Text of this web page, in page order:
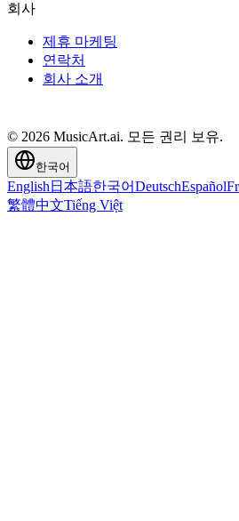
회사
제휴 마케팅
연락처
회사 소개
© 2026 MusicArt.ai. 모든 권리 보유.
한국어
English 日本語한국어DeutschEspañol
繁體中文Tiếng Việt